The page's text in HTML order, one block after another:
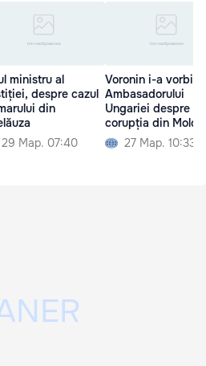
ministru al
despre cazul
din
29 Мар. 07:40
Voronin i-a vorbit
Ambasadorului
Ungariei despre
corupția din
27 Мар. 10:33